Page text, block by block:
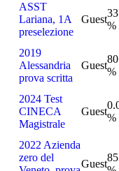
ASST
Lariana, 1A
preselezione
Guest
%
2019
Alessandria
prova scritta
Guest
%
2024 Test
CINECA
Magistrale
Guest
%
2022 Azienda
zero del
Guest